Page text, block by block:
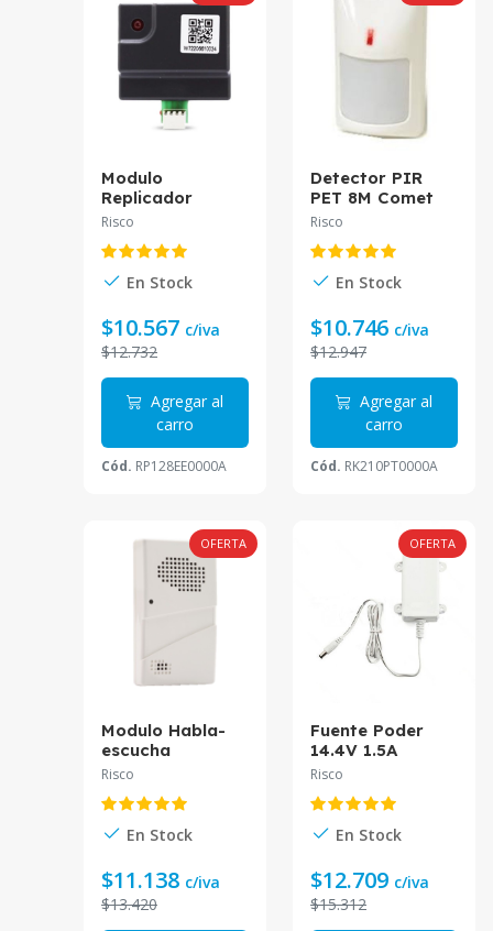
Modulo
Replicador
Configurador
Risco
Risco
En Stock
$10.567 c/iva
$12.732
Agregar al
carro
Cód. RP128EE0000A
Detector PIR
PET 8M Comet
RK210PT0000A
Risco
En Stock
$10.746 c/iva
$12.947
Agregar al
carro
Cód. RK210PT0000A
OFERTA
Modulo Habla-
escucha
RW132EVL000A
Risco
En Stock
$11.138 c/iva
$13.420
OFERTA
Fuente Poder
14.4V 1.5A
LIGHTSYS
Risco
Risco
En Stock
$12.709 c/iva
$15.312